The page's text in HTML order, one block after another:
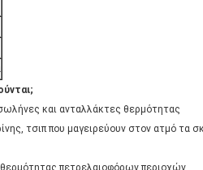
και ανταλλάκτες θερμότητας
τσιπ που μαγειρεύουν στον ατμό τα